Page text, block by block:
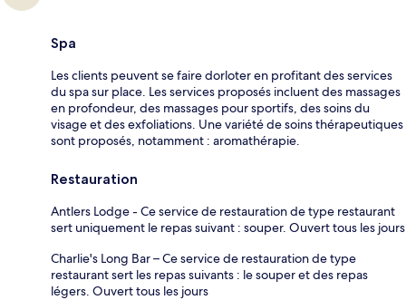
Spa
Les clients peuvent se faire dorloter en profitant des services
du spa sur place. Les services proposés incluent des massages
en profondeur, des massages pour sportifs, des soins du
visage et des exfoliations. Une variété de soins thérapeutiques
sont proposés, notamment : aromathérapie.
Restauration
Antlers Lodge - Ce service de restauration de type restaurant
sert uniquement le repas suivant : souper. Ouvert tous les jours
Charlie's Long Bar – Ce service de restauration de type
restaurant sert les repas suivants : le souper et des repas
légers. Ouvert tous les jours